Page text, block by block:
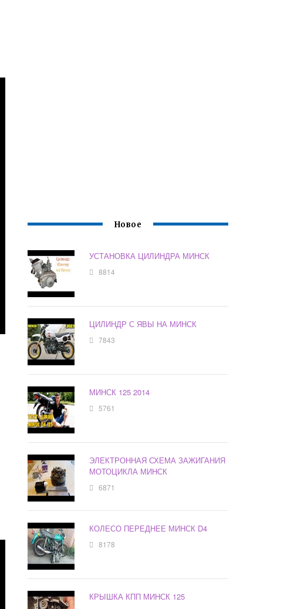
Новое
УСТАНОВКА ЦИЛИНДРА МИНСК
8814
ЦИЛИНДР С ЯВЫ НА МИНСК
7843
МИНСК 125 2014
5761
ЭЛЕКТРОННАЯ СХЕМА ЗАЖИГАНИЯ
МОТОЦИКЛА МИНСК
6871
КОЛЕСО ПЕРЕДНЕЕ МИНСК D4
8178
КРЫШКА КПП МИНСК 125